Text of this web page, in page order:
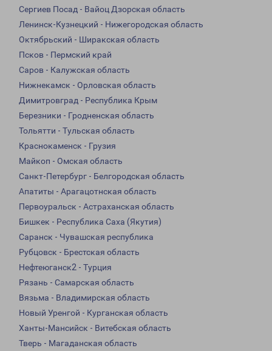
Сергиев Посад - Вайоц Дзорская область
Ленинск-Кузнецкий - Нижегородская область
Октябрьский - Ширакская область
Псков - Пермский край
Саров - Калужская область
Нижнекамск - Орловская область
Димитровград - Республика Крым
Березники - Гродненская область
Тольятти - Тульская область
Краснокаменск - Грузия
Майкоп - Омская область
Санкт-Петербург - Белгородская область
Апатиты - Арагацотнская область
Первоуральск - Астраханская область
Бишкек - Республика Саха (Якутия)
Саранск - Чувашская республика
Рубцовск - Брестская область
Нефтеюганск2 - Турция
Рязань - Самарская область
Вязьма - Владимирская область
Новый Уренгой - Курганская область
Ханты-Мансийск - Витебская область
Тверь - Магаданская область